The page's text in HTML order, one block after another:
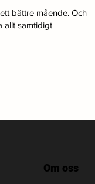
bättre mående. Och
allt samtidigt
Om oss